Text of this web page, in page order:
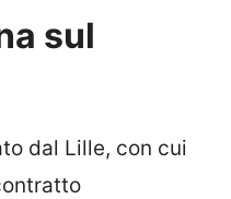
sul
dal Lille, con cui